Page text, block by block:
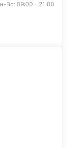
Вс: 09:00 - 21:00